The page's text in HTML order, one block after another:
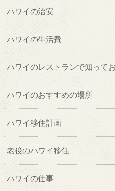
ハワイの治安
ハワイの生活費
ハワイのレストランで知って
ハワイのおすすめの場所
ハワイ移住計画
老後のハワイ移住
ハワイの仕事